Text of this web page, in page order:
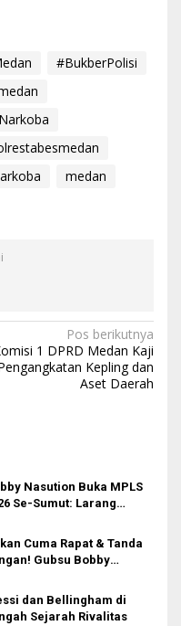
#BukberPolisi
medan
Pos berikutnya
1 DPRD Medan Kaji
Kepling dan
Aset Daerah
Nasution Buka MPLS
Se-Sumut: Larang
Guru dan Orang Tua
Cuma Rapat & Tanda
Gubsu Bobby
Sekolah, Minta
Awasi Ketat!
dan Bellingham di
Sejarah Rivalitas